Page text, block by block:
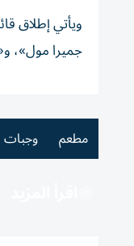
ويأتي إطلاق
جميرا مول»،
مطعم وجبات